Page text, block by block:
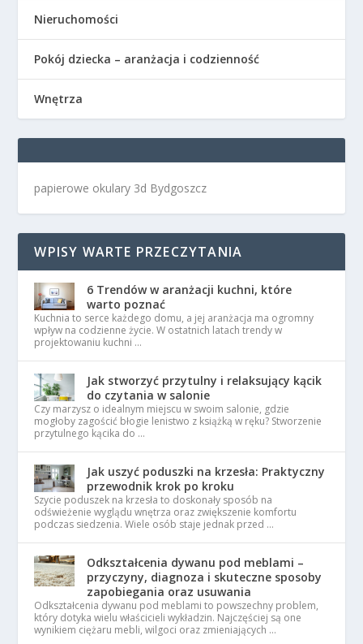
Nieruchomości
Pokój dziecka – aranżacja i codzienność
Wnętrza
papierowe okulary 3d Bydgoszcz
WPISY WARTE PRZECZYTANIA
6 Trendów w aranżacji kuchni, które
warto poznać
Kuchnia to serce każdego domu, a jej aranżacja ma ogromny
wpływ na codzienne życie. W ostatnich latach trendy w
projektowaniu kuchni …
Jak stworzyć przytulny i relaksujący kącik
do czytania w salonie
Czy marzysz o idealnym miejscu w swoim salonie, gdzie
mogłoby zagościć błogie lenistwo z książką w ręku? Stworzenie
przytulnego kącika do …
Jak uszyć poduszki na krzesła: Praktyczny
przewodnik krok po kroku
Szycie poduszek na krzesła to doskonały sposób na
odświeżenie wyglądu wnętrza oraz zwiększenie komfortu
podczas siedzenia. Wiele osób staje jednak przed …
Odkształcenia dywanu pod meblami –
przyczyny, diagnoza i skuteczne sposoby
zapobiegania oraz usuwania
Odkształcenia dywanu pod meblami to powszechny problem,
który dotyka wielu właścicieli wykładzin. Najczęściej są one
wynikiem ciężaru mebli, wilgoci oraz zmieniających …